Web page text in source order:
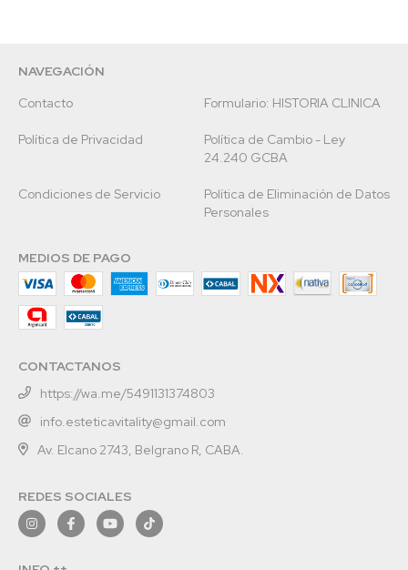
NAVEGACIÓN
Contacto
Formulario: HISTORIA CLINICA
Política de Privacidad
Política de Cambio - Ley
24.240 GCBA
Condiciones de Servicio
Política de Eliminación de Datos
Personales
MEDIOS DE PAGO
CONTACTANOS
https://wa.me/5491131374803
info.esteticavitality@gmail.com
Av. Elcano 2743, Belgrano R, CABA.
REDES SOCIALES